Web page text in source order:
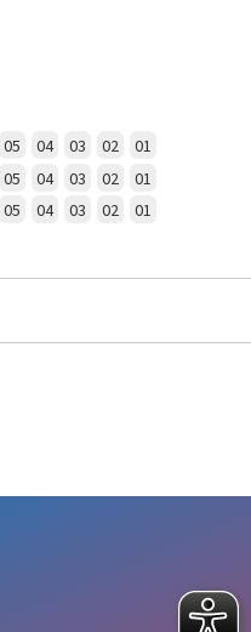
05 04 03 02 01
05 04 03 02 01
05 04 03 02
01